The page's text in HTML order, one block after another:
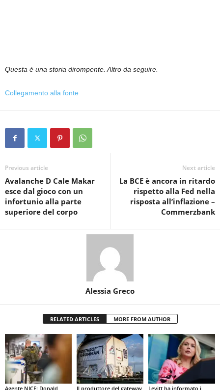
Questa è una storia dirompente. Altro da seguire.
Collegamento alla fonte
Previous article
Avalanche D Cale Makar
esce dal gioco con un
infortunio alla parte
superiore del corpo
Next article
La BCE è ancora in ritardo
rispetto alla Fed nella
risposta all’inflazione –
Commerzbank
Alessia Greco
RELATED ARTICLES MORE FROM AUTHOR
Agente NICE: Donald
Il produttore del gateway
Levitt ha informato i